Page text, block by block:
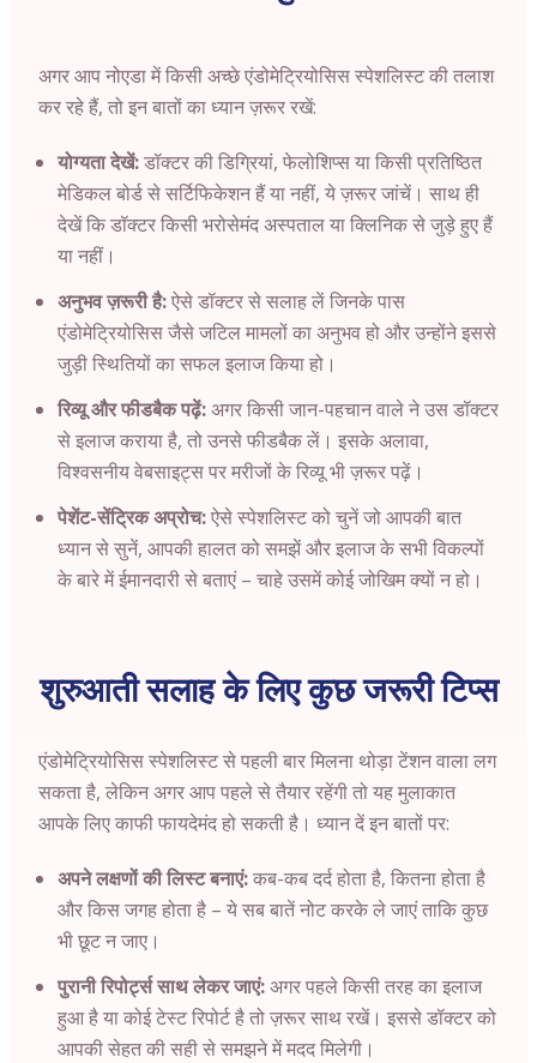
अगर आप नोएडा में किसी अच्छे एंडोमेट्रियोसिस स्पेशलिस्ट की तलाश
कर रहे हैं, तो इन बातों का ध्यान ज़रूर रखें:
योग्यता देखें:डॉक्टर की डिग्रियां, फेलोशिप्स या किसी प्रतिष्ठित
मेडिकल बोर्ड से सर्टिफिकेशन हैं या नहीं, ये ज़रूर जांचें। साथ ही
देखें कि डॉक्टर किसी भरोसेमंद अस्पताल या क्लिनिक से जुड़े हुए हैं
या नहीं।
अनुभव ज़रूरी है:ऐसे डॉक्टर से सलाह लें जिनके पास
एंडोमेट्रियोसिस जैसे जटिल मामलों का अनुभव हो और उन्होंने इससे
जुड़ी स्थितियों का सफल इलाज किया हो।
रिव्यू और फीडबैक पढ़ें:अगर किसी जान-पहचान वाले ने उस डॉक्टर
से इलाज कराया है, तो उनसे फीडबैक लें। इसके अलावा,
विश्वसनीय वेबसाइट्स पर मरीजों के रिव्यू भी ज़रूर पढ़ें।
पेशेंट-सेंट्रिक अप्रोच:ऐसे स्पेशलिस्ट को चुनें जो आपकी बात
ध्यान से सुनें, आपकी हालत को समझें और इलाज के सभी विकल्पों
के बारे में ईमानदारी से बताएं – चाहे उसमें कोई जोखिम क्यों न हो।
शुरुआती सलाह के लिए कुछ जरूरी टिप्स
एंडोमेट्रियोसिस स्पेशलिस्ट से पहली बार मिलना थोड़ा टेंशन वाला लग
सकता है, लेकिन अगर आप पहले से तैयार रहेंगी तो यह मुलाकात
आपके लिए काफी फायदेमंद हो सकती है। ध्यान दें इन बातों पर:
अपने लक्षणों की लिस्ट बनाएं:कब-कब दर्द होता है, कितना होता है
और किस जगह होता है – ये सब बातें नोट करके ले जाएं ताकि कुछ
भी छूट न जाए।
पुरानी रिपोर्ट्स साथ लेकर जाएं:अगर पहले किसी तरह का इलाज
हुआ है या कोई टेस्ट रिपोर्ट है तो ज़रूर साथ रखें। इससे डॉक्टर को
आपकी सेहत की सही से समझने में मदद मिलेगी।